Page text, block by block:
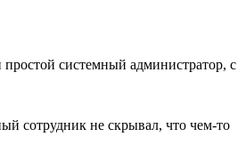
системный администратор, с
сотрудник не скрывал, что чем-то